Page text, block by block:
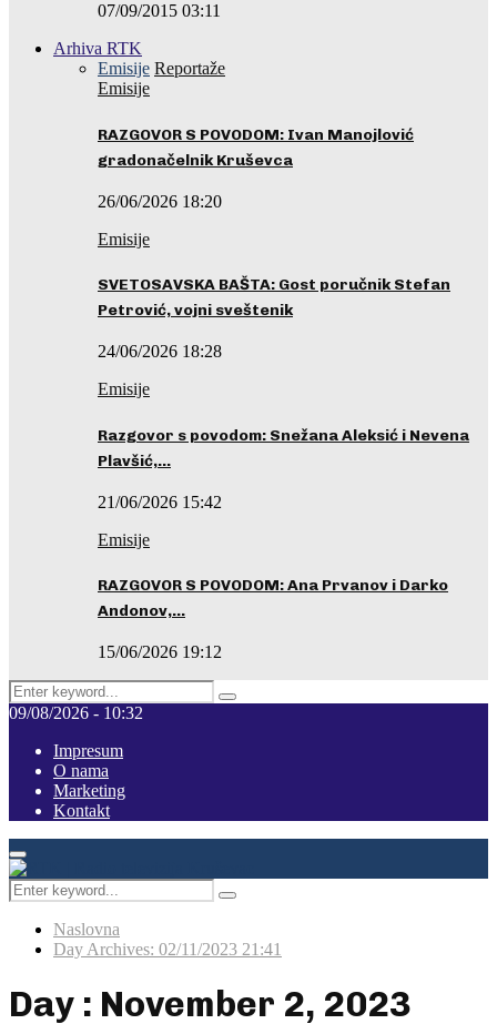
07/09/2015 03:11
Arhiva RTK
Emisije Reportaže
Emisije
RAZGOVOR S POVODOM: Ivan Manojlović
gradonačelnik Kruševca
26/06/2026 18:20
Emisije
SVETOSAVSKA BAŠTA: Gost poručnik Stefan
Petrović, vojni sveštenik
24/06/2026 18:28
Emisije
Razgovor s povodom: Snežana Aleksić i Nevena
Plavšić,…
21/06/2026 15:42
Emisije
RAZGOVOR S POVODOM: Ana Prvanov i Darko
Andonov,…
15/06/2026 19:12
Search
for:
Pretraga
09/08/2026 - 10:32
Impresum
O nama
Marketing
Kontakt
Facebook
Instagram
Youtube
Primary
Menu
Search
for:
Pretraga
Naslovna
Day Archives: 02/11/2023 21:41
Day : November 2, 2023